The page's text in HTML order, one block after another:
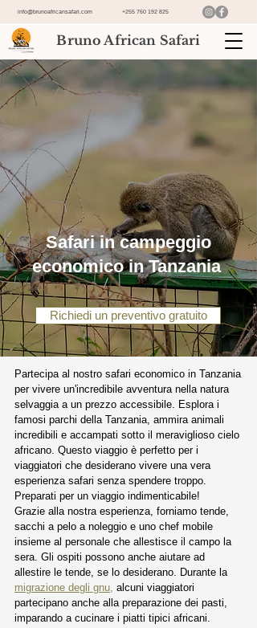
info@brunoafricansafari.com +255 760 192 825
Bruno African Safari
Safari in campeggio
economico in Tanzania
Richiedi un preventivo gratuito
Partecipa al nostro safari economico in Tanzania
per vivere un'incredibile avventura nella natura
selvaggia a un prezzo accessibile. Esplora i
famosi parchi della Tanzania, ammira animali
incredibili e accampati sotto il meraviglioso cielo
africano. Questo viaggio è perfetto per i
viaggiatori che desiderano vivere una vera
esperienza safari senza spendere troppo.
Preparati per un viaggio indimenticabile!
Grazie alla nostra esperienza, forniamo tende,
sacchi a pelo a noleggio e uno chef mobile
insieme al personale che allestisce il campo la
sera. Gli ospiti possono anche aiutare ad
allestire le tende, se lo desiderano. Durante la
migrazione degli gnu, alcuni viaggiatori
partecipano anche alla preparazione dei pasti,
imparando a cucinare i piatti tipici africani.